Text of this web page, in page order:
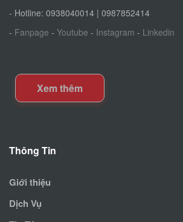
- Hotline: 0938040014 | 0987852414
- Fanpage - Youtube - Instagram - Linkedin
Xem thêm
Thông Tin
Giới thiệu
Dịch Vụ